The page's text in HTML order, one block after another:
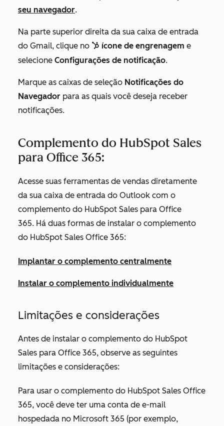
seu navegador.
Na parte superior direita da sua caixa de entrada
do Gmail, clique no sprocket ícone de engrenagem e
selecione Configurações de notificação.
Marque as caixas de seleção Notificações do
Navegador para as quais você deseja receber
notificações.
Complemento do HubSpot Sales
para Office 365:
Acesse suas ferramentas de vendas diretamente
da sua caixa de entrada do Outlook com o
complemento do HubSpot Sales para Office
365. Há duas formas de instalar o complemento
do HubSpot Sales Office 365:
Implantar o complemento centralmente
Instalar o complemento individualmente
Limitações e considerações
Antes de instalar o complemento do HubSpot
Sales para Office 365, observe as seguintes
limitações e considerações:
Para usar o complemento do HubSpot Sales Office
365, você deve ter uma conta de e-mail
hospedada no Microsoft 365 (por exemplo,